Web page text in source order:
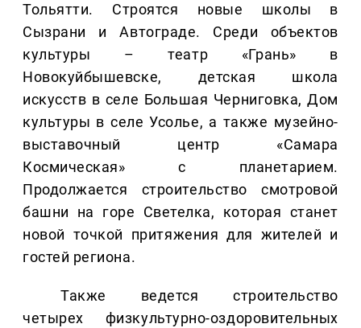
Тольятти. Строятся новые школы в
Сызрани и Автограде. Среди объектов
культуры – театр «Грань» в
Новокуйбышевске, детская школа
искусств в селе Большая Черниговка, Дом
культуры в селе Усолье, а также музейно-
выставочный центр «Самара
Космическая» с планетарием.
Продолжается строительство смотровой
башни на горе Светелка, которая станет
новой точкой притяжения для жителей и
гостей региона.
Также ведется строительство
четырех физкультурно-оздоровительных